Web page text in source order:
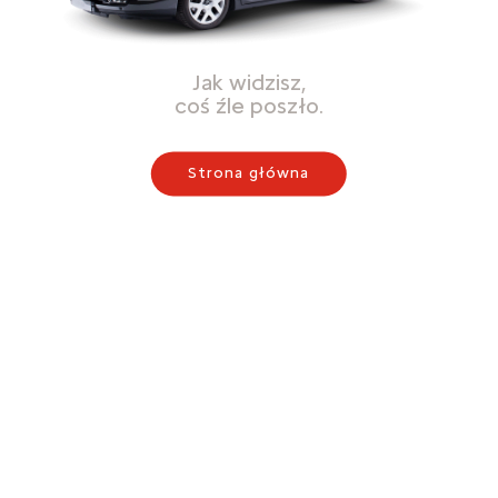
Jak widzisz,
coś źle poszło.
Strona główna